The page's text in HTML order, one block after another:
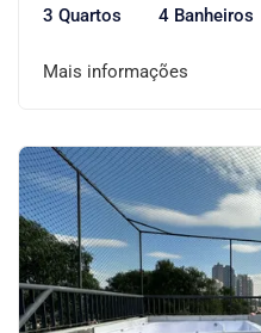
3 Quartos 4 Banheiros
Mais informações